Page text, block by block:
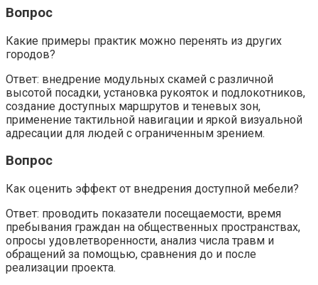
Вопрос
Какие примеры практик можно перенять из других
городов?
Ответ: внедрение модульных скамей с различной
высотой посадки, установка рукояток и подлокотников,
создание доступных маршрутов и теневых зон,
применение тактильной навигации и яркой визуальной
адресации для людей с ограниченным зрением.
Вопрос
Как оценить эффект от внедрения доступной мебели?
Ответ: проводить показатели посещаемости, время
пребывания граждан на общественных пространствах,
опросы удовлетворенности, анализ числа травм и
обращений за помощью, сравнения до и после
реализации проекта.